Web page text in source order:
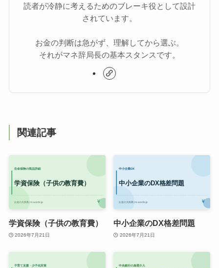
読者が冷静に考えるためのブレーキ役として設計
されています。
お金の判断は急がず、理解してから選ぶ。
それがマネ辞局長の基本スタンスです。
関連記事
学資保険（子供の教育費）
2026年7月21日
中小企業のDX格差問題
2026年7月21日